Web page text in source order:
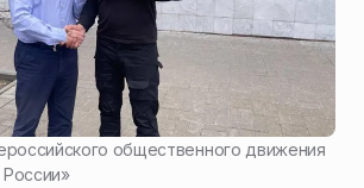
общественного движения